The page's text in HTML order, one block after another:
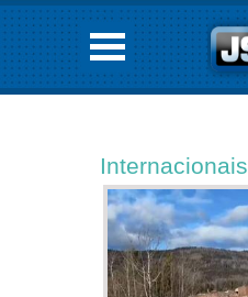
Internacionais